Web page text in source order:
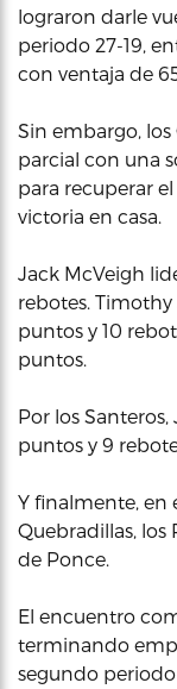
lograron darle
periodo 27-19,
con ventaja de
Sin embargo,
parcial con una
para recuperar
victoria en casa.
Jack McVeigh
rebotes.
puntos y 10
puntos.
Por los
puntos y 9
Y finalmente, en
Quebradillas, los
de Ponce.
El encuentro
terminando
segundo periodo